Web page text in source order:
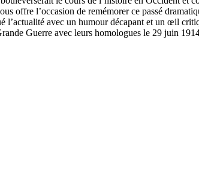
offre l’occasion de remémorer ce passé
l’actualité avec un humour décapant et un œil
Guerre avec leurs homologues le 29 juin